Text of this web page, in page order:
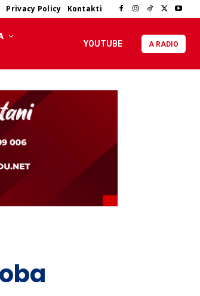
Privacy Policy Kontakti
YOUTUBE A RADIO